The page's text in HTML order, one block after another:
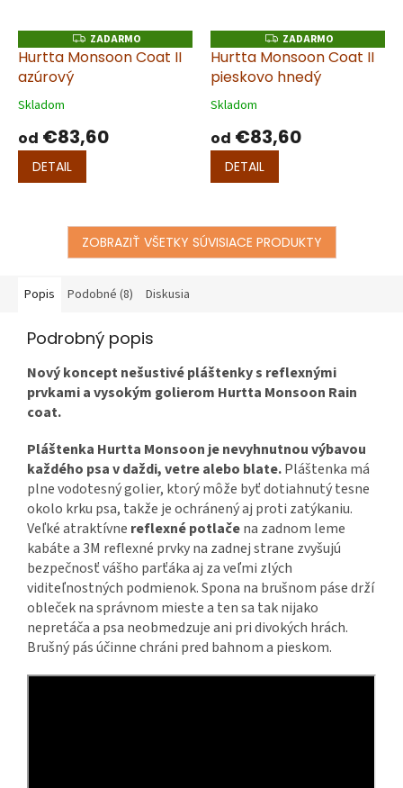
Z
A
D
ZADARMO
Hurtta Monsoon Coat II
azúrový
Skladom
od €83,60
DETAIL
Z
A
D
A
ZADARMO
Hurtta Monsoon Coat II
pieskovo hnedý
Skladom
od €83,60
DETAIL
ZOBRAZIŤ VŠETKY SÚVISIACE PRODUKTY
Popis Podobné (8) Diskusia
Podrobný popis
Nový koncept nešustivé pláštenky s reflexnými
prvkami a vysokým golierom Hurtta Monsoon Rain
coat.
Pláštenka Hurtta Monsoon je nevyhnutnou výbavou
každého psa v daždi, vetre alebo blate.Pláštenka má
plne vodotesný golier, ktorý môže byť dotiahnutý tesne
okolo krku psa, takže je ochránený aj proti zatýkaniu.
Veľké atraktívne reflexné potlačena zadnom leme
kabáte a 3M reflexné prvky na zadnej strane zvyšujú
bezpečnosť vášho parťáka aj za veľmi zlých
viditeľnostných podmienok. Spona na brušnom páse drží
obleček na správnom mieste a ten sa tak nijako
nepretáča a psa neobmedzuje ani pri divokých hrách.
Brušný pás účinne chráni pred bahnom a pieskom.